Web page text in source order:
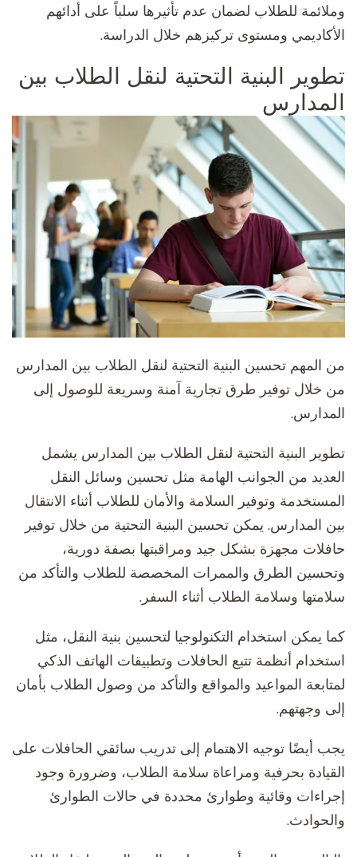
وملائمة للطلاب لضمان عدم تأثيرها سلباً على أدائهم
الأكاديمي ومستوى تركيزهم خلال الدراسة.
تطوير البنية التحتية لنقل الطلاب بين
المدارس
من المهم تحسين البنية التحتية لنقل الطلاب بين المدارس
من خلال توفير طرق تجارية آمنة وسريعة للوصول إلى
المدارس.
تطوير البنية التحتية لنقل الطلاب بين المدارس يشمل
العديد من الجوانب الهامة مثل تحسين وسائل النقل
المستخدمة وتوفير السلامة والأمان للطلاب أثناء الانتقال
بين المدارس. يمكن تحسين البنية التحتية من خلال توفير
حافلات مجهزة بشكل جيد ومراقبتها بصفة دورية،
وتحسين الطرق والممرات المخصصة للطلاب والتأكد من
سلامتها وسلامة الطلاب أثناء السفر.
كما يمكن استخدام التكنولوجيا لتحسين بنية النقل، مثل
استخدام أنظمة تتبع الحافلات وتطبيقات الهاتف الذكي
لمتابعة المواعيد والمواقع والتأكد من وصول الطلاب بأمان
إلى وجهتهم.
يجب أيضًا توجيه الاهتمام إلى تدريب سائقي الحافلات على
القيادة بحرفية ومراعاة سلامة الطلاب، وضرورة وجود
إجراءات وقائية وطوارئ محددة في حالات الطوارئ
والحوادث.